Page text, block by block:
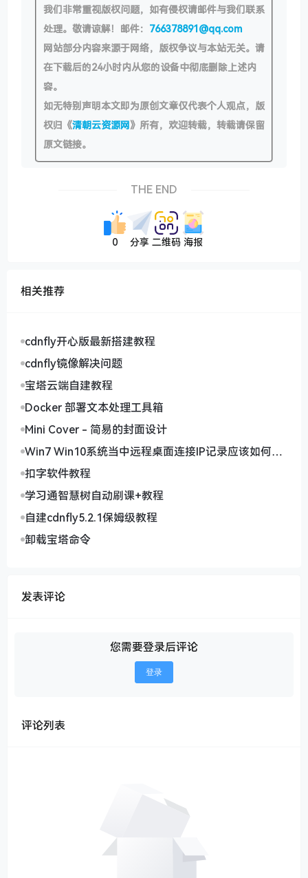
我们非常重视版权问题，如有侵权请邮件与我们联系
处理。敬请谅解！邮件： 766378891@qq.com
网站部分内容来源于网络，版权争议与本站无关。请
在下载后的24小时内从您的设备中彻底删除上述内
容。
如无特别声明本文即为原创文章仅代表个人观点，版
权归《清朝云资源网》所有，欢迎转载，转载请保留
原文链接。
THE END
0 分享 二维码 海报
相关推荐
cdnfly开心版最新搭建教程
cdnfly镜像解决问题
宝塔云端自建教程
Docker 部署文本处理工具箱
Mini Cover - 简易的封面设计
Win7 Win10系统当中远程桌面连接IP记录应该如何删
除
扣字软件教程
学习通智慧树自动刷课+教程
自建cdnfly5.2.1保姆级教程
卸载宝塔命令
发表评论
您需要登录后评论
登录
评论列表